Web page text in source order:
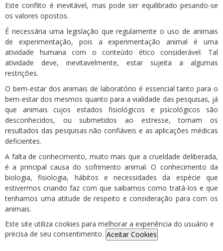
Este conflito é inevitável, mas pode ser equilibrado pesando-se
os valores opostos.
É necessária uma legislação que regulamente o uso de animais
de experimentação, pois a experimentação animal é uma
atividade humana com o conteúdo ético considerável. Tal
atividade deve, inevitavelmente, estar sujeita a algumas
restrições.
O bem-estar dos animais de laboratório é essencial tanto para o
bem-estar dos mesmos quanto para a vialidade das pesquisas, já
que animais cujos estados fisiológicos e psicológicos são
desconhecidos, ou submetidos ao estresse, tornam os
resultados das pesquisas não confiáveis e as aplicações médicas
deficientes.
A falta de conhecimento, muito mais que a crueldade deliberada,
é a principal causa do sofrimento animal. O conhecimento da
biologia, fisiologia, hábitos e necessidades da espécie que
estivermos criando faz com que saibamos como tratá-los e que
tenhamos uma atitude de respeito e consideração para com os
animais.
Este site utiliza cookies para melhorar a experiência do usuário e
precisa de seu consentimento. Aceitar Cookies